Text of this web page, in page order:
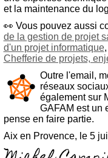
et la maintenance du
👀 Vous pouvez aussi
de la gestion de projet
d'un projet informatique,
Chefferie de projets,
Outre l'email,
réseaux
également sur
GAFAM est un
pense en faire partie.
Aix en Provence, le 5